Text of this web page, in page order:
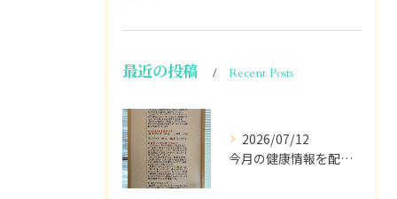
最近の投稿 Recent Posts
2026/07/12
今月の健康情報を配信します💁🏽